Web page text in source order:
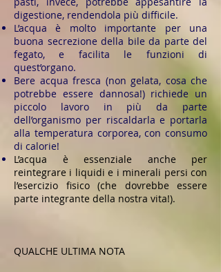
digestione, rendendola più difficile.
L’acqua è molto importante per una
buona secrezione della bile da parte del
fegato, e facilita le funzioni di
quest’organo.
Bere acqua fresca (non gelata, cosa che
potrebbe essere dannosa!) richiede un
piccolo lavoro in più da parte
dell’organismo per riscaldarla e portarla
alla temperatura corporea, con consumo
di calorie!
L’acqua è essenziale anche per
reintegrare i liquidi e i minerali persi con
l’esercizio fisico (che dovrebbe essere
parte integrante della nostra vita!).
QUALCHE ULTIMA NOTA